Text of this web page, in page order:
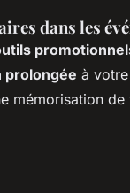
dans les
prolongée à
mémorisation